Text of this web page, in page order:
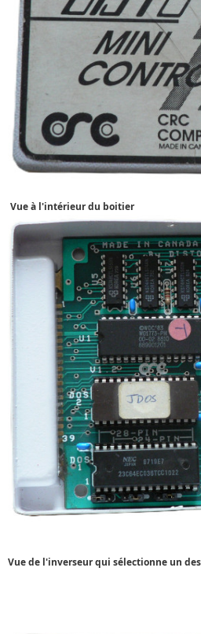
Vue à l'intérieur du boitier
Vue de l'inverseur qui sélectionne un